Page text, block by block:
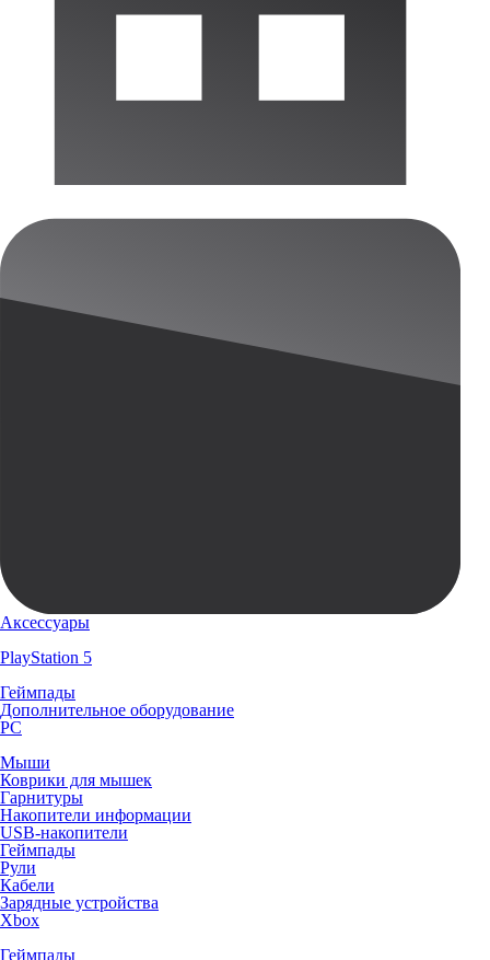
Аксессуары
PlayStation 5
Геймпады
Дополнительное оборудование
PC
Мыши
Коврики для мышек
Гарнитуры
Накопители информации
USB-накопители
Геймпады
Рули
Кабели
Зарядные устройства
Xbox
Геймпады